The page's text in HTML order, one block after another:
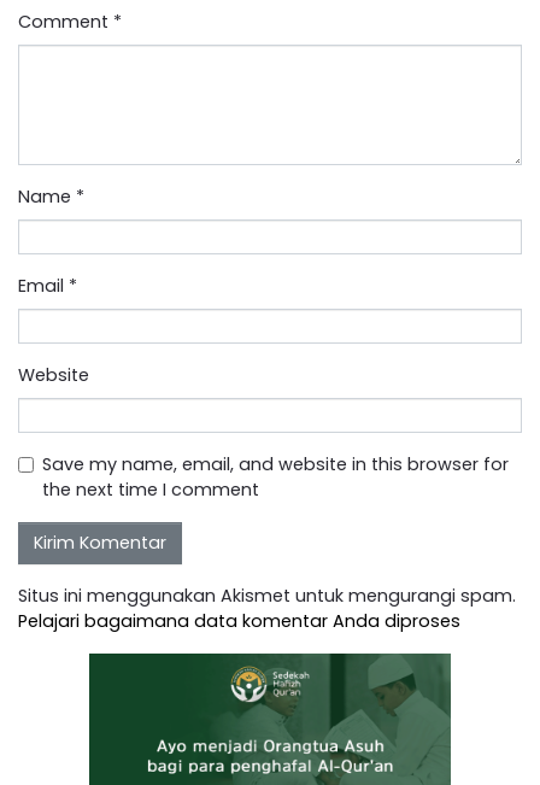
Comment *
Name *
Email *
Website
Save my name, email, and website in this browser for
the next time I comment
Situs ini menggunakan Akismet untuk mengurangi spam.
Pelajari bagaimana data komentar Anda diproses